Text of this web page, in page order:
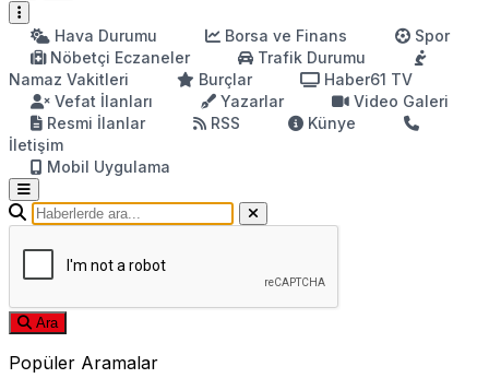
Hava Durumu Borsa ve Finans
Spor
Nöbetçi Eczaneler
Trafik Durumu
Namaz Vakitleri
Burçlar
Haber61 TV
Vefat İlanları
Yazarlar
Video Galeri
Resmi İlanlar
RSS
Künye
İletişim
Mobil Uygulama
Ara
Popüler Aramalar